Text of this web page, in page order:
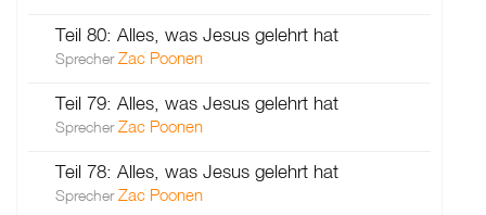
Teil 80: Alles, was Jesus gelehrt hat
SprecherZac Poonen
Teil 79: Alles, was Jesus gelehrt hat
SprecherZac Poonen
Teil 78: Alles, was Jesus gelehrt hat
SprecherZac Poonen